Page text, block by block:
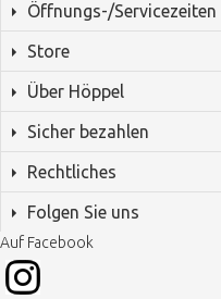
Öffnungs-/Servicezeiten
Store
Über Höppel
Sicher bezahlen
Rechtliches
Folgen Sie uns
Auf Facebook